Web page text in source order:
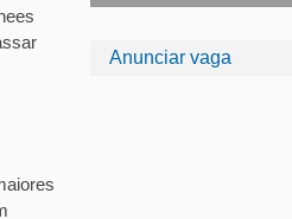
Anunciar vaga